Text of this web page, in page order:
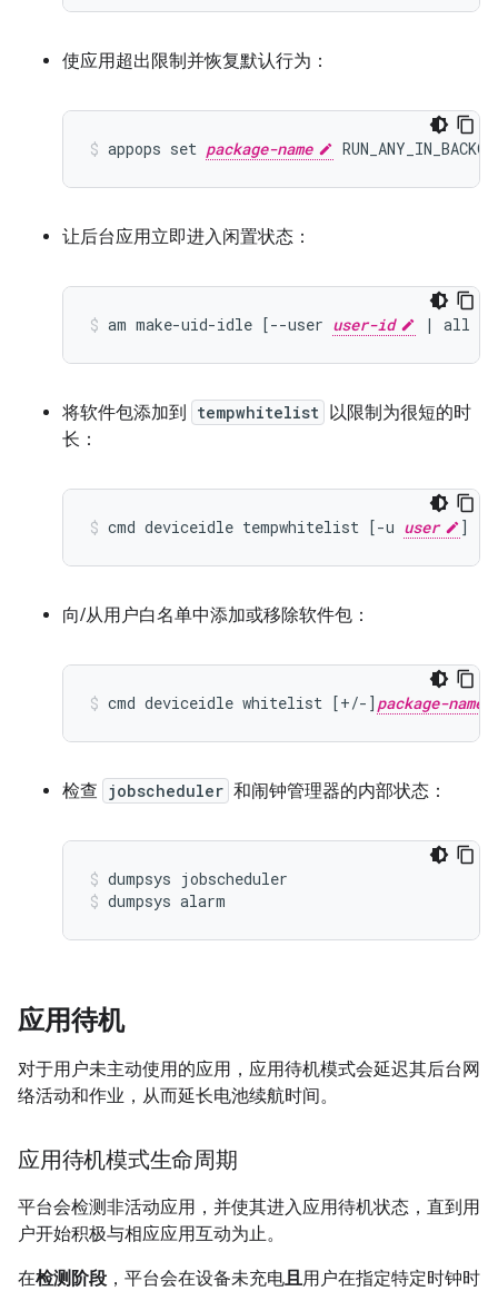
使应用超出限制并恢复默认行为：
appops set package-name
让后台应用立即进入闲置状态：
am make-uid-idle [--user user-id | all |
将软件包添加到 tempwhitelist 以限制为很短的时
长：
cmd deviceidle tempwhitelist [-u user ]
向/从用户白名单中添加或移除软件包：
cmd deviceidle whitelist [+/-] package-name
检查 jobscheduler 和闹钟管理器的内部状态：
dumpsys jobscheduler
dumpsys alarm
应用待机
对于用户未主动使用的应用，应用待机模式会延迟其后台网
络活动和作业，从而延长电池续航时间。
应用待机模式生命周期
平台会检测非活动应用，并使其进入应用待机状态，直到用
户开始积极与相应应用互动为止。
在检测阶段，平台会在设备未充电且用户在指定特定时钟时